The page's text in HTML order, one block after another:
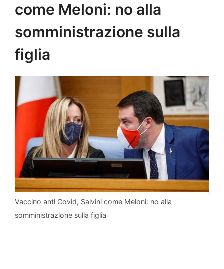
come Meloni: no alla
somministrazione sulla
figlia
Vaccino anti Covid, Salvini come Meloni: no alla
somministrazione sulla figlia